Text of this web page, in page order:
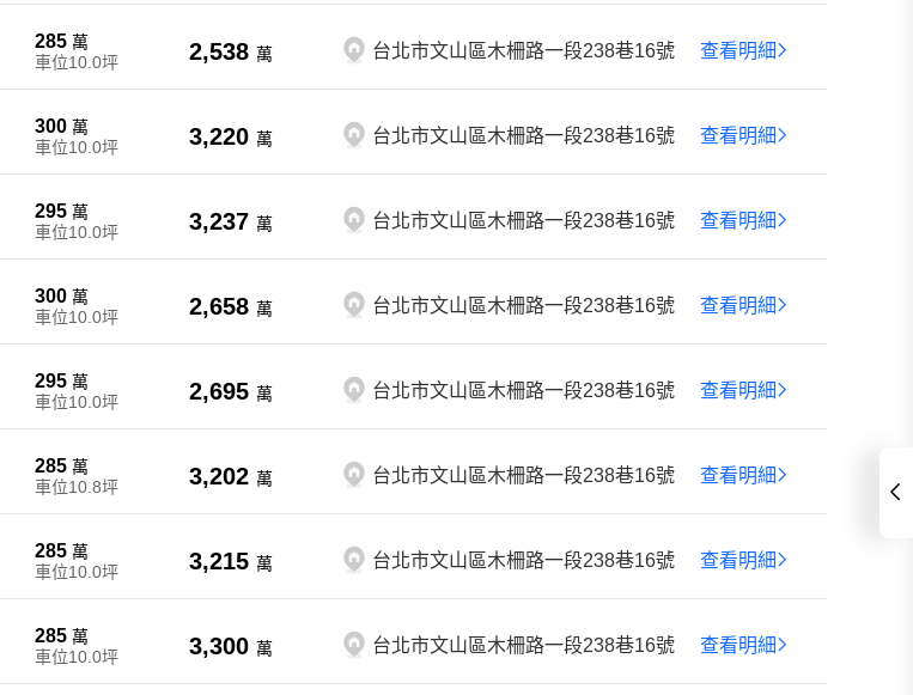
285萬
車位10.0坪
2,538 萬 台北市文山區木柵路一段238巷16號 查看明細
300萬
車位10.0坪
3,220 萬 台北市文山區木柵路一段238巷16號 查看明細
295萬
車位10.0坪
3,237 萬 台北市文山區木柵路一段238巷16號 查看明細
300萬
車位10.0坪
2,658 萬 台北市文山區木柵路一段238巷16號 查看明細
295萬
車位10.0坪
2,695 萬 台北市文山區木柵路一段238巷16號 查看明細
285萬
車位10.8坪
3,202 萬 台北市文山區木柵路一段238巷16號 查看明細
285萬
車位10.0坪
3,215 萬 台北市文山區木柵路一段238巷16號 查看明細
285萬
車位10.0坪
3,300 萬 台北市文山區木柵路一段238巷16號 查看明細